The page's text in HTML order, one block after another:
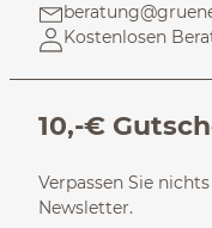
Kostenlosen
10,-€
Verpassen Sie
Newsletter.